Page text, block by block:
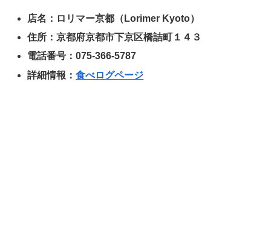
店名：ロリマー京都（Lorimer Kyoto）
住所：京都府京都市下京区橋詰町１４３
電話番号：075-366-5787
詳細情報：食べログページ